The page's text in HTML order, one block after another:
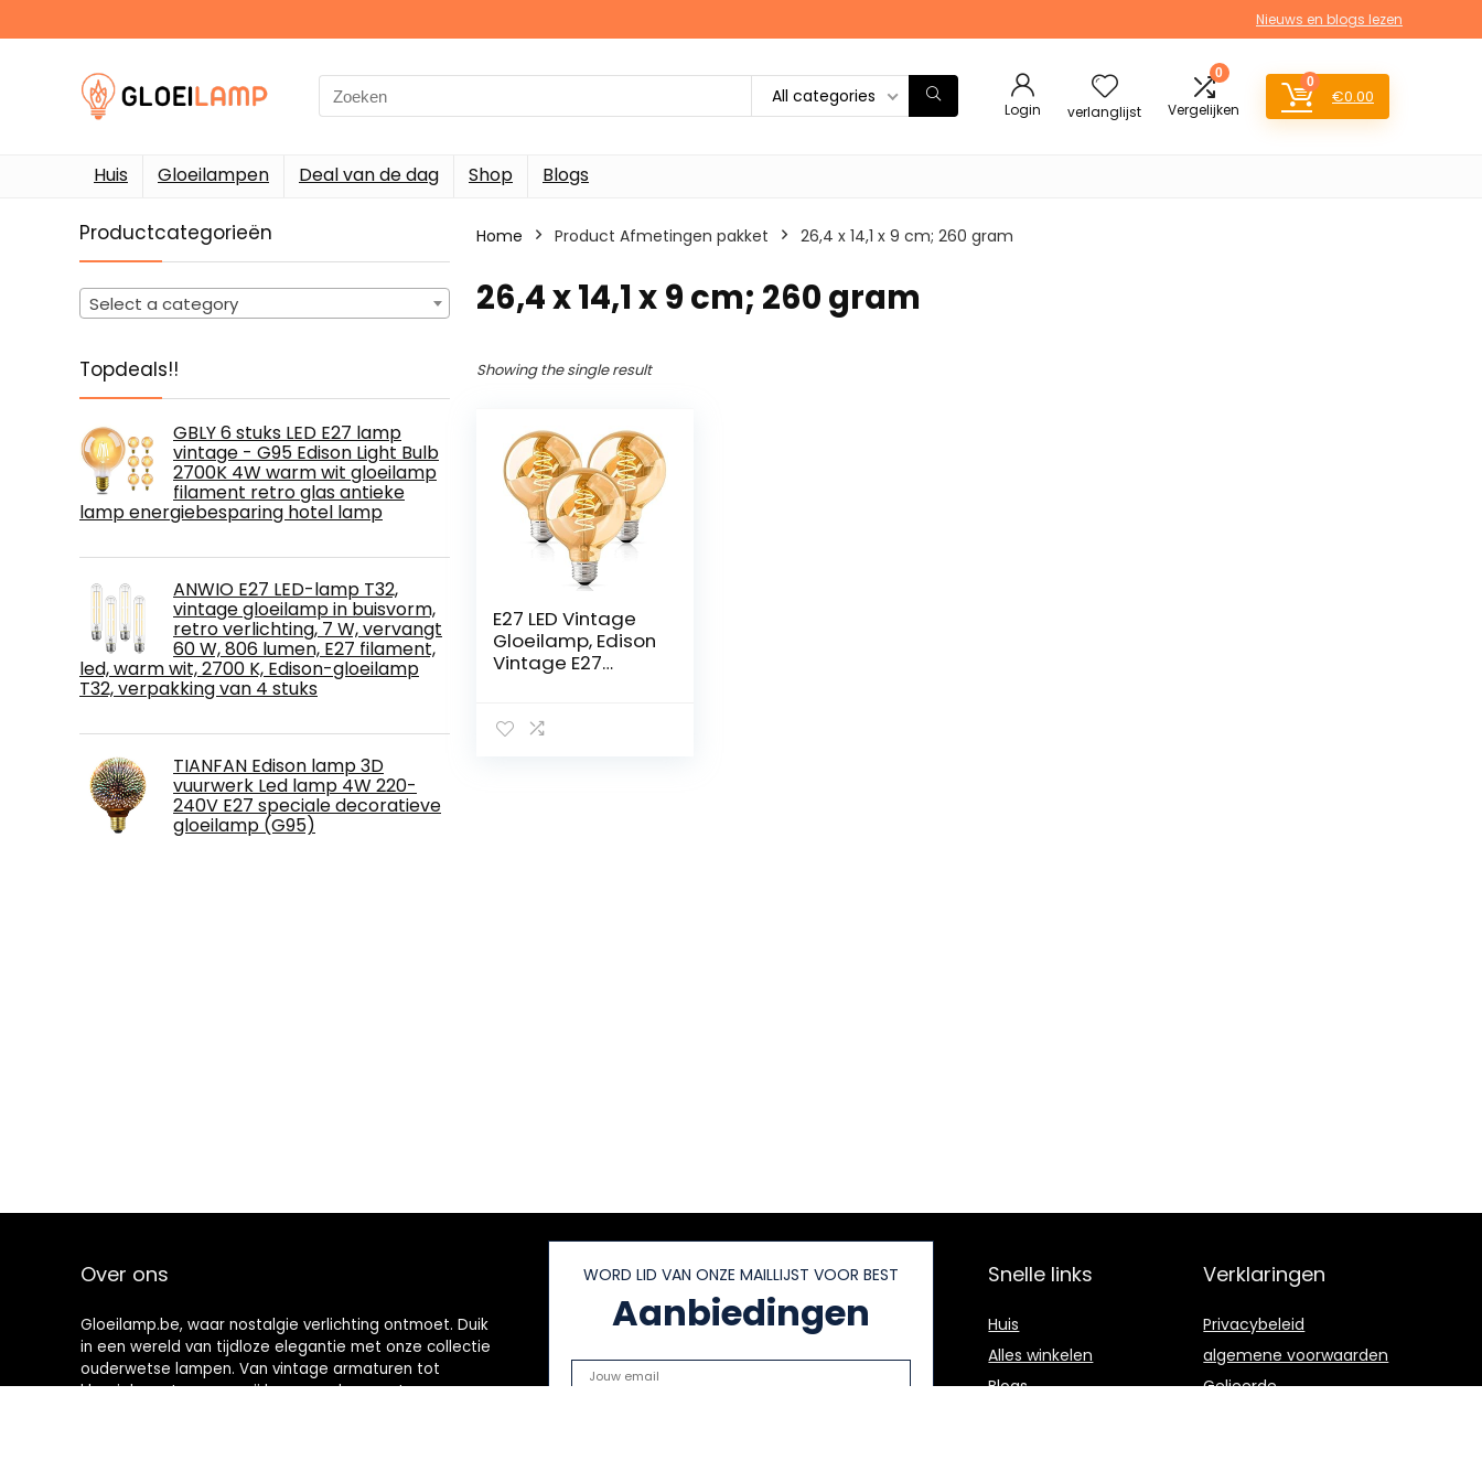
Nieuws en blogs lezen
Search
for:
All categories
Login verlanglijst
0
Vergelijken
0
€0.00
Huis Gloeilampen Deal van de dag Shop Blogs
Productcategorieën
Select a category
Topdeals!!
GBLY 6 stuks LED E27 lamp
vintage - G95 Edison Light Bulb
2700K 4W warm wit gloeilamp
filament retro glas antieke
lamp energiebesparing hotel lamp
ANWIO E27 LED-lamp T32,
vintage gloeilamp in buisvorm,
retro verlichting, 7 W, vervangt
60 W, 806 lumen, E27 filament,
led, warm wit, 2700 K, Edison-gloeilamp
T32, verpakking van 4 stuks
TIANFAN Edison lamp 3D
vuurwerk Led lamp 4W 220-
240V E27 speciale decoratieve
gloeilamp (G95)
Home Product Afmetingen pakket ‎26,4 x 14,1 x 9 cm; 260 gram
‎26,4 x 14,1 x 9 cm; 260 gram
Showing the single result
E27 LED Vintage
Gloeilamp, Edison
Vintage E27
LED Warm Wit
Over ons
Gloeilamp.be, waar nostalgie verlichting ontmoet. Duik
in een wereld van tijdloze elegantie met onze collectie
ouderwetse lampen. Van vintage armaturen tot
klassieke ontwerpen, wij brengen de warmte en
WORD LID VAN ONZE MAILLIJST VOOR BEST
Aanbiedingen
Snelle links
Huis
Alles winkelen
Blogs
Verklaringen
Privacybeleid
algemene voorwaarden
Gelieerde